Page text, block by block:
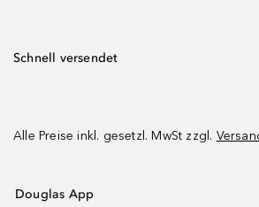
Schnell versendet
Alle Preise inkl. gesetzl. MwSt zzgl.
Douglas App